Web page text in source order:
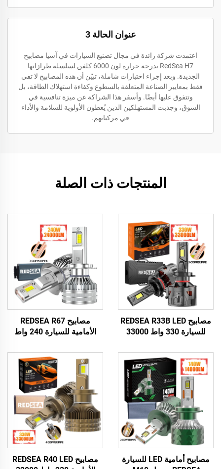
عنوان الحالة 3
اعتمدت شركة رائدة في مجال تصنيع السيارات في آسيا مصابيح
RedSea H7 بدرجة حرارة لون 6000 كلفن لسلسلة طرازاتها
الجديدة. وبعد إجراء اختبارات شاملة، تبيّن أن هذه المصابيح لا تفي
فقط بمعايير الصناعة المتعلقة بالسطوع وكفاءة استهلاك الطاقة، بل
وتتفوق عليها أيضًا. وأسفر هذا الشراكة عن ميزة تنافسية في
السوق، وجذبت المستهلكين الذين يُعطون الأولوية للسلامة والأداء
في مركباتهم.
المنتجات ذات الصلة
مصابيح REDSEA R33B LED
للسيارة 330 واط 33000
مصابيح REDSEA R67
الأمامية للسيارة 240 واط
مصابيح أمامية LED للسيارة
مصابيح REDSEA R40 LED